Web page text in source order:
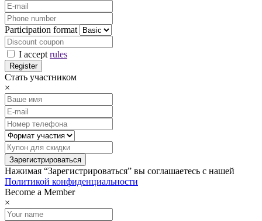
Participation format
I accept rules
Стать участником
×
Нажимая “Зарегистрироваться” вы соглашаетесь с нашей
Политикой конфиденциальности
Become a Member
×